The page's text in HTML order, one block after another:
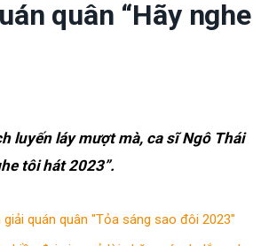
quân “Hãy nghe
luyến láy mượt mà, ca sĩ Ngô Thái
tôi hát 2023”.
quán quân "Tỏa sáng sao đôi 2023"